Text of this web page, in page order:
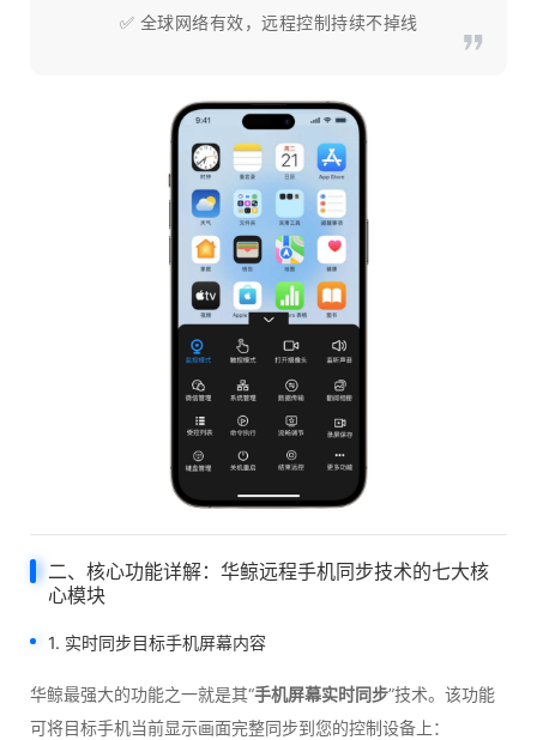
✅ 全球网络有效，远程控制持续不掉线
二、核心功能详解：华鲸远程手机同步技术的七大核
心模块
1. 实时同步目标手机屏幕内容
华鲸最强大的功能之一就是其“手机屏幕实时同步”技术。该功能
可将目标手机当前显示画面完整同步到您的控制设备上：